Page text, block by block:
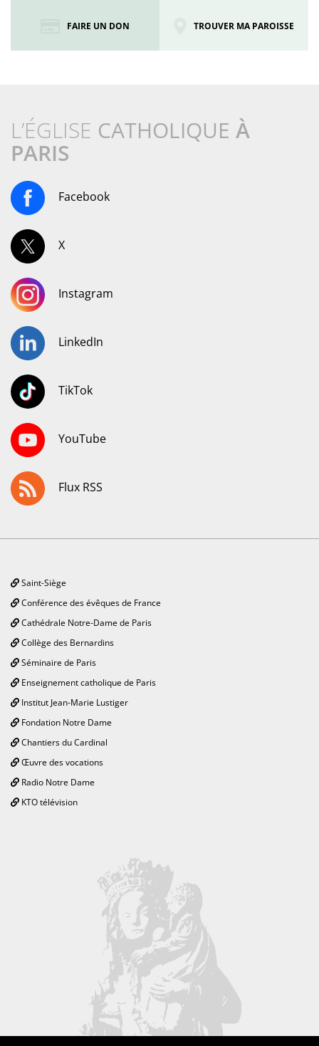
FAIRE UN DON TROUVER MA PAROISSE
L’ÉGLISE CATHOLIQUE À
PARIS
Facebook
X
Instagram
LinkedIn
TikTok
YouTube
Flux RSS
Saint-Siège
Conférence des évêques de France
Cathédrale Notre-Dame de Paris
Collège des Bernardins
Séminaire de Paris
Enseignement catholique de Paris
Institut Jean-Marie Lustiger
Fondation Notre Dame
Chantiers du Cardinal
Œuvre des vocations
Radio Notre Dame
KTO télévision